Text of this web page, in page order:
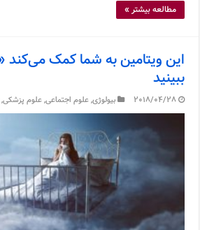
مطالعه بیشتر »
این ویتامین به شما کمک
ببینید
2018/04/28 بیولوژی,علوم اجتماعی,علوم پزشکی